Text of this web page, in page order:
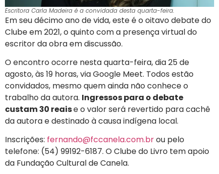
Escritora Carla Madeira é a convidada desta quarta-feira.
Em seu décimo ano de vida, este é o oitavo debate do
Clube em 2021, o quinto com a presença virtual do
escritor da obra em discussão.
O encontro ocorre nesta quarta-feira, dia 25 de
agosto, às 19 horas, via Google Meet. Todos estão
convidados, mesmo quem ainda não conhece o
trabalho da autora. Ingressos para o debate
custam 30 reaise o valor será revertido para cachê
da autora e destinado à causa indígena local.
Inscrições: fernando@fccanela.com.brou pelo
telefone: (54) 99192-6187. O Clube do Livro tem apoio
da Fundação Cultural de Canela.